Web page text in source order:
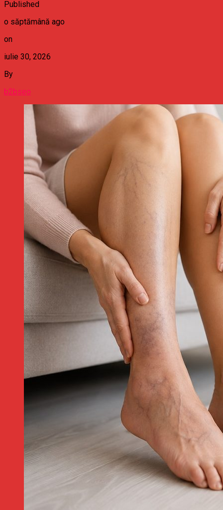
Published
o săptămână ago
on
iulie 30, 2026
By
b2bseo